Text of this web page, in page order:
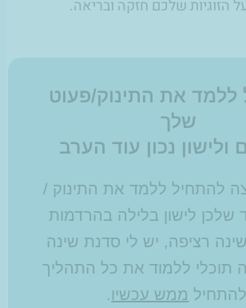
הזוגיות שלכם חזקה ובריאה.
ללמד את התינוק/פעוט
שלך
ולישון נכון עוד הערב
להתחיל ללמד את התינוק /
שלכן לישון בלילה בהרדמות
רציפה, יש לי סדנת שינה
ללמוד את כל התהליך
ממש עכשיו.